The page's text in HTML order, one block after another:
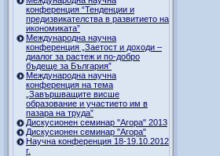
конференция “Тенденции и
предизвикателства в развитието на
икономиката”
Международна научна
конференция „Заетост и доходи –
диалог за растеж и по-добро
бъдеще за България”
Международна научна
конференция на тема
„Завършващите висше
образование и участието им в
пазара на труда”
Дискусионен семинар "Агора" 2013
Дискусионен семинар "Агора"
Научна конференция 18-19.10.2012
г.